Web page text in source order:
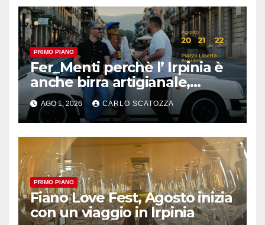
PRIMO PIANO
Fer_Menti perchè l’ Irpinia è
anche birra artigianale,
appuntamento ad Avellino
AGO 1, 2026 CARLO SCATOZZA
PRIMO PIANO
Fiano Love Fest, Agosto inizia
con un viaggio in Irpinia